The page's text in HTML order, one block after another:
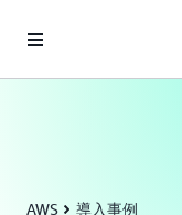
AWS 導入事例